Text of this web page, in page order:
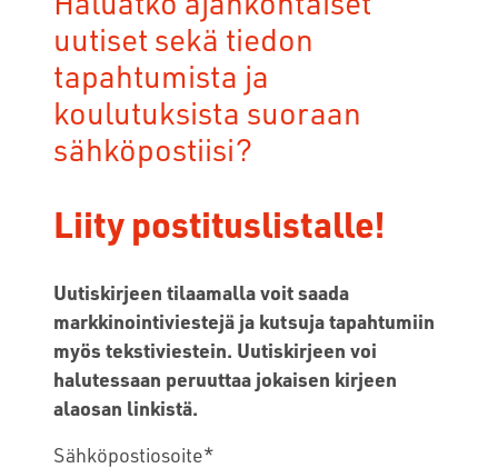
uutiset sekä tiedon
tapahtumista ja
koulutuksista suoraan
sähköpostiisi?
Liity postituslistalle!
Uutiskirjeen tilaamalla voit saada
markkinointiviestejä ja kutsuja tapahtumiin
myös tekstiviestein. Uutiskirjeen voi
halutessaan peruuttaa jokaisen kirjeen
alaosan linkistä.
Sähköpostiosoite*